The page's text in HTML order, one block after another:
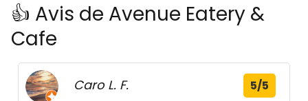
👍 Avis de Avenue Eatery &
Cafe
Caro L. F. 5/5